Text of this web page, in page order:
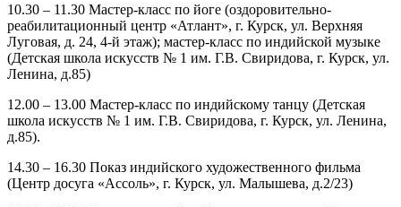
10.30 – 11.30 Мастер-класс по йоге (оздоровительно-
реабилитационный центр «Атлант», г. Курск, ул. Верхняя
Луговая, д. 24, 4-й этаж); мастер-класс по индийской музыке
(Детская школа искусств № 1 им. Г.В. Свиридова, г. Курск, ул.
Ленина, д.85)
12.00 – 13.00 Мастер-класс по индийскому танцу (Детская
школа искусств № 1 им. Г.В. Свиридова, г. Курск, ул. Ленина,
д.85).
14.30 – 16.30 Показ индийского художественного фильма
(Центр досуга «Ассоль», г. Курск, ул. Малышева, д.2/23)